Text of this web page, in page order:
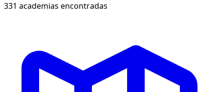
331 academias encontradas